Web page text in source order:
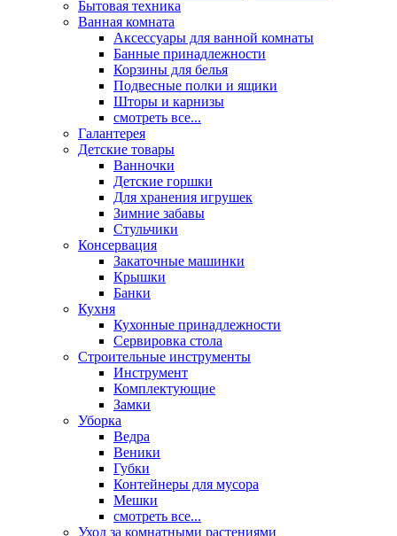
Бытовая техника
Ванная комната
Аксессуары для ванной комнаты
Банные принадлежности
Корзины для белья
Подвесные полки и ящики
Шторы и карнизы
смотреть все...
Галантерея
Детские товары
Ванночки
Детские горшки
Для хранения игрушек
Зимние забавы
Стульчики
Консервация
Закаточные машинки
Крышки
Банки
Кухня
Кухонные принадлежности
Сервировка стола
Строительные инструменты
Инструмент
Комплектующие
Замки
Уборка
Ведра
Веники
Губки
Контейнеры для мусора
Мешки
смотреть все...
Уход за комнатными растениями